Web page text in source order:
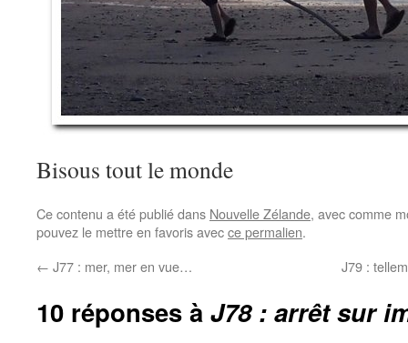
Bisous tout le monde
Ce contenu a été publié dans Nouvelle Zélande, avec comme
pouvez le mettre en favoris avecce permalien.
← J77 : mer, mer en vue… J79 :
10 réponses à J78 : arrêt sur